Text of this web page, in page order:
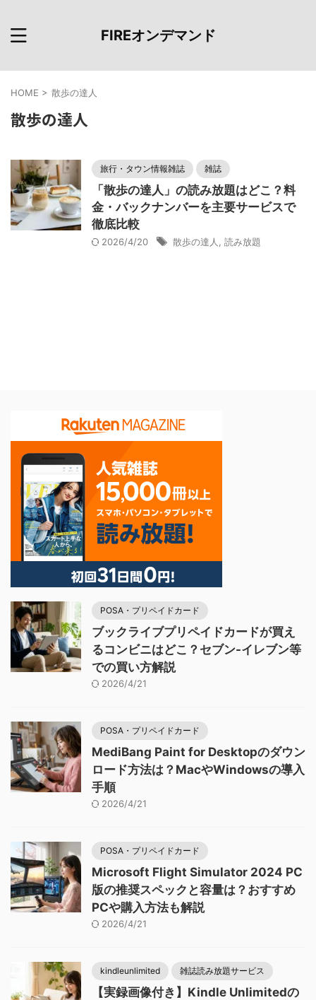
FIREオンデマンド
HOME > 散歩の達人
散歩の達人
旅行・タウン情報雑誌 雑誌
「散歩の達人」の読み放題はどこ？料
金・バックナンバーを主要サービスで
徹底比較
2026/4/20 散歩の達人 読み放題
POSA・プリペイドカード
ブックライブプリペイドカードが買え
るコンビニはどこ？セブン-イレブン等
での買い方解説
2026/4/21
POSA・プリペイドカード
MediBang Paint for Desktopのダウン
ロード方法は？MacやWindowsの導入
手順
2026/4/21
POSA・プリペイドカード
Microsoft Flight Simulator 2024 PC
版の推奨スペックと容量は？おすすめ
PCや購入方法も解説
2026/4/21
kindleunlimited 雑誌読み放題サービス
【実録画像付き】Kindle Unlimitedの